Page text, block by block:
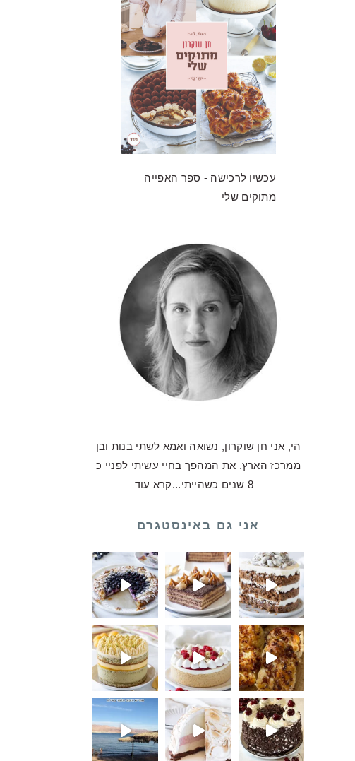
עכשיו לרכישה - ספר האפייה
מתוקים שלי
הי, אני חן שוקרון, נשואה ואמא לשתי בנות ובן
ממרכז הארץ. את המהפך בחיי עשיתי לפניי כ
– 8 שנים כשהייתי...
קרא עוד
אני גם באינסטגרם
על עוגת ביסקוויטים כע
יצאה מויטרינה אבל היא
בשבילכם 💛 ואני לא מתביישת להגיד שהעו
לילידי יוני! והחודש הע
שלי לקראת שחרור (סוף סוף אחרי שירות